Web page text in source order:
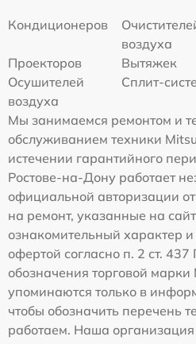
Кондиционеров
воздуха
Проекторов
Вытяжек
Осушителей
воздуха
Сплит-
Мы занимаемся ремонтом и
обслуживанием техники
истечении гарантийного
Ростове-на-Дону работает
официальной авторизации
на ремонт, указанные на
ознакомительный характер
офертой согласно п. 2 ст.
обозначения торговой марки
упоминаются только в
чтобы обозначить перечень
работаем. Наша